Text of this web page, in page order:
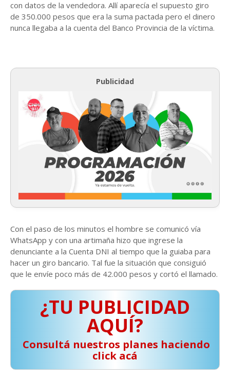
con datos de la vendedora. Allí aparecía el supuesto giro
de 350.000 pesos que era la suma pactada pero el dinero
nunca llegaba a la cuenta del Banco Provincia de la víctima.
Publicidad
Con el paso de los minutos el hombre se comunicó vía
WhatsApp y con una artimaña hizo que ingrese la
denunciante a la Cuenta DNI al tiempo que la guiaba para
hacer un giro bancario. Tal fue la situación que consiguió
que le envíe poco más de 42.000 pesos y cortó el llamado.
¿TU PUBLICIDAD
AQUÍ?
️ Consultá nuestros planes haciendo
click acá